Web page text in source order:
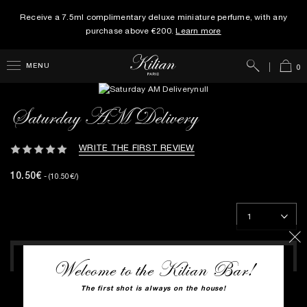
Receive a 7.5ml complimentary deluxe miniature perfume, with any
purchase above €200. Learn more
MENU Cart
0
Search
Saturday AM Delivery
WRITE THE FIRST REVIEW
10.50€ - (10.50€/)
ENJOY COMPLIMENTARY SHIPPING WITH ALL ORDERS.
Welcome to the Kilian Bar!
The first shot is always on the house!